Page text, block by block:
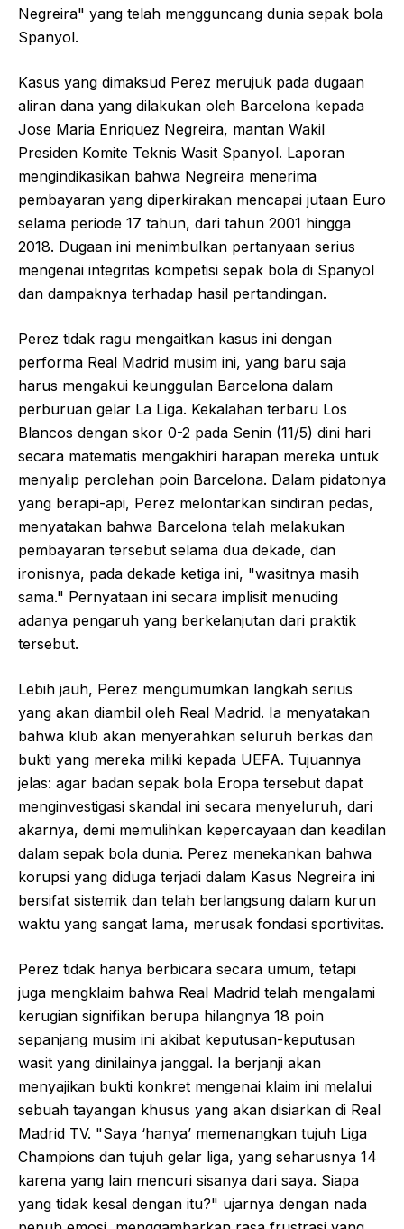
Negreira" yang telah mengguncang dunia sepak bola
Spanyol.
Kasus yang dimaksud Perez merujuk pada dugaan
aliran dana yang dilakukan oleh Barcelona kepada
Jose Maria Enriquez Negreira, mantan Wakil
Presiden Komite Teknis Wasit Spanyol. Laporan
mengindikasikan bahwa Negreira menerima
pembayaran yang diperkirakan mencapai jutaan Euro
selama periode 17 tahun, dari tahun 2001 hingga
2018. Dugaan ini menimbulkan pertanyaan serius
mengenai integritas kompetisi sepak bola di Spanyol
dan dampaknya terhadap hasil pertandingan.
Perez tidak ragu mengaitkan kasus ini dengan
performa Real Madrid musim ini, yang baru saja
harus mengakui keunggulan Barcelona dalam
perburuan gelar La Liga. Kekalahan terbaru Los
Blancos dengan skor 0-2 pada Senin (11/5) dini hari
secara matematis mengakhiri harapan mereka untuk
menyalip perolehan poin Barcelona. Dalam pidatonya
yang berapi-api, Perez melontarkan sindiran pedas,
menyatakan bahwa Barcelona telah melakukan
pembayaran tersebut selama dua dekade, dan
ironisnya, pada dekade ketiga ini, "wasitnya masih
sama." Pernyataan ini secara implisit menuding
adanya pengaruh yang berkelanjutan dari praktik
tersebut.
Lebih jauh, Perez mengumumkan langkah serius
yang akan diambil oleh Real Madrid. Ia menyatakan
bahwa klub akan menyerahkan seluruh berkas dan
bukti yang mereka miliki kepada UEFA. Tujuannya
jelas: agar badan sepak bola Eropa tersebut dapat
menginvestigasi skandal ini secara menyeluruh, dari
akarnya, demi memulihkan kepercayaan dan keadilan
dalam sepak bola dunia. Perez menekankan bahwa
korupsi yang diduga terjadi dalam Kasus Negreira ini
bersifat sistemik dan telah berlangsung dalam kurun
waktu yang sangat lama, merusak fondasi sportivitas.
Perez tidak hanya berbicara secara umum, tetapi
juga mengklaim bahwa Real Madrid telah mengalami
kerugian signifikan berupa hilangnya 18 poin
sepanjang musim ini akibat keputusan-keputusan
wasit yang dinilainya janggal. Ia berjanji akan
menyajikan bukti konkret mengenai klaim ini melalui
sebuah tayangan khusus yang akan disiarkan di Real
Madrid TV. "Saya ‘hanya’ memenangkan tujuh Liga
Champions dan tujuh gelar liga, yang seharusnya 14
karena yang lain mencuri sisanya dari saya. Siapa
yang tidak kesal dengan itu?" ujarnya dengan nada